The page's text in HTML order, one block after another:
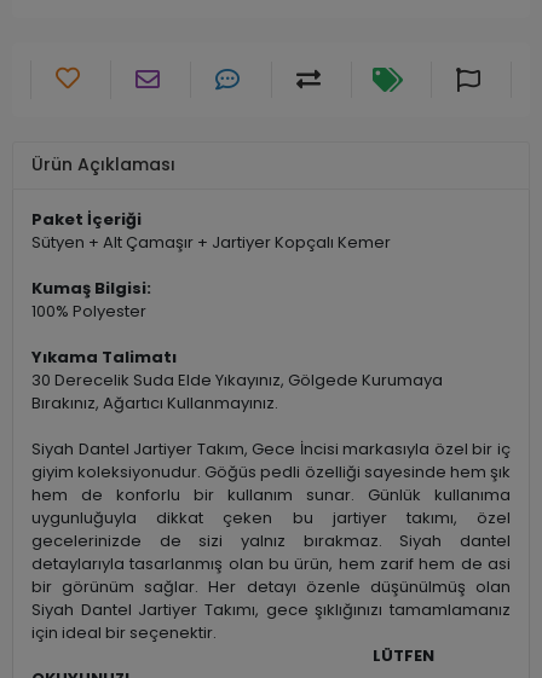
Ürün Açıklaması
Paket İçeriği
Sütyen + Alt Çamaşır + Jartiyer Kopçalı Kemer
Kumaş Bilgisi:
100% Polyester
Yıkama Talimatı
30 Derecelik Suda Elde Yıkayınız, Gölgede Kurumaya
Bırakınız, Ağartıcı Kullanmayınız.
Siyah Dantel Jartiyer Takım, Gece İncisi markasıyla özel bir iç
giyim koleksiyonudur. Göğüs pedli özelliği sayesinde hem şık
hem de konforlu bir kullanım sunar. Günlük kullanıma
uygunluğuyla dikkat çeken bu jartiyer takımı, özel
gecelerinizde de sizi yalnız bırakmaz. Siyah dantel
detaylarıyla tasarlanmış olan bu ürün, hem zarif hem de asi
bir görünüm sağlar. Her detayı özenle düşünülmüş olan
Siyah Dantel Jartiyer Takımı, gece şıklığınızı tamamlamanız
için ideal bir seçenektir.
LÜTFEN